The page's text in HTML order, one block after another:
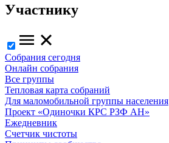
Участнику
Собрания сегодня
Онлайн собрания
Все группы
Тепловая карта собраний
Для маломобильной группы населения
Проект «Одиночки КРС РЗФ АН»
Ежедневник
Счетчик чистоты